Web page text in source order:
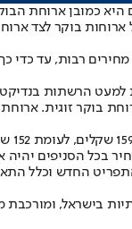
היא כמובן ארוחת
ארוחות בוקר
למעט הרשתות
ברשת ארקפה עולה 159 שקלים,
בכל הסניפים יהיה
החדש וכלל
בישראל, ומורכבת